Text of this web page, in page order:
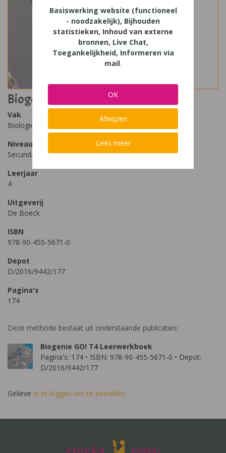
Biogenie GO! 4T
Vak
Biologie
Niveau
Secundair Onderwijs, Secundair Onderwijs - TSO
Leerjaar
4
Uitgeverij
De Boeck
ISBN
978-90-455-5671-0
Depot
D/2016/9442/177
Pagina's
174
Deze methode bestaat uit onderstaande publicaties:
Biogenie GO! T4 Leerwerkboek
Pagina's: 174 • ISBN: 978-90-455-5671-0 • Depot:
D/2016/9442/177
Gelieve in te loggen om te bestellen.
Basiswerking website (functioneel
- noodzakelijk), Bijhouden
statistieken, Inhoud van externe
bronnen, Live Chat,
Toegankelijkheid, Informeren via
mail.
OK
Afwijzen
Lees meer